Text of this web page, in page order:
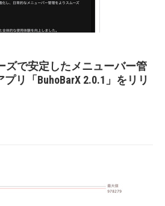
ズで安定したメニューバー管
リ「BuhoBarX 2.0.1」をリリ